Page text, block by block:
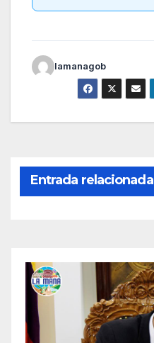
lamanagob
Entrada relacionada